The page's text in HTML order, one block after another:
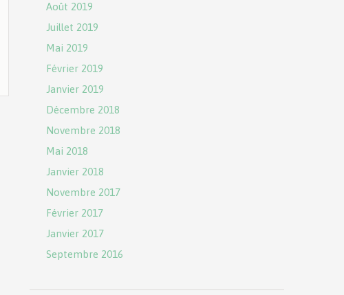
Août 2019
Juillet 2019
Mai 2019
Février 2019
Janvier 2019
Décembre 2018
Novembre 2018
Mai 2018
Janvier 2018
Novembre 2017
Février 2017
Janvier 2017
Septembre 2016